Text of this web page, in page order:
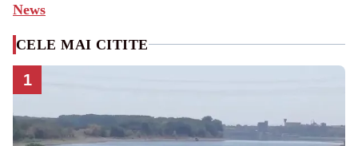
News
CELE MAI CITITE
1